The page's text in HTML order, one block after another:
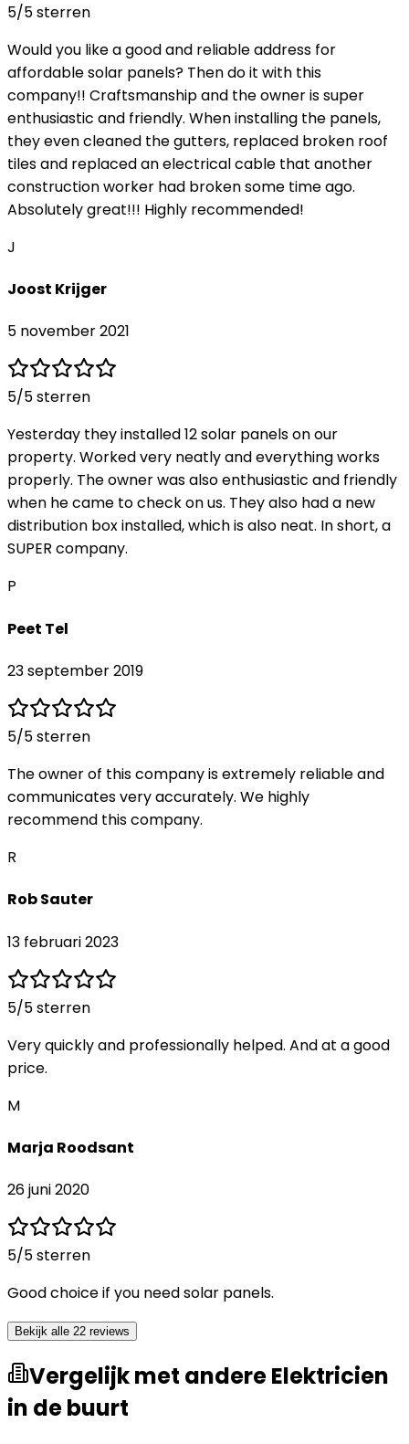
5/5 sterren
Would you like a good and reliable address for
affordable solar panels? Then do it with this
company!! Craftsmanship and the owner is super
enthusiastic and friendly. When installing the panels,
they even cleaned the gutters, replaced broken roof
tiles and replaced an electrical cable that another
construction worker had broken some time ago.
Absolutely great!!! Highly recommended!
J
Joost Krijger
5 november 2021
5/5 sterren
Yesterday they installed 12 solar panels on our
property. Worked very neatly and everything works
properly. The owner was also enthusiastic and friendly
when he came to check on us. They also had a new
distribution box installed, which is also neat. In short, a
SUPER company.
P
Peet Tel
23 september 2019
5/5 sterren
The owner of this company is extremely reliable and
communicates very accurately. We highly
recommend this company.
R
Rob Sauter
13 februari 2023
5/5 sterren
Very quickly and professionally helped. And at a good
price.
M
Marja Roodsant
26 juni 2020
5/5 sterren
Good choice if you need solar panels.
Bekijk alle 22 reviews
Vergelijk met andere Elektricien
in de buurt